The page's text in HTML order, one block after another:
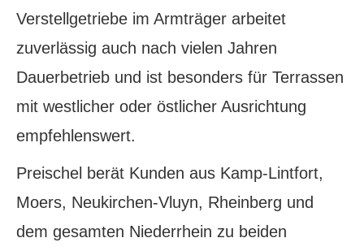
Verstellgetriebe im Armträger arbeitet
zuverlässig auch nach vielen Jahren
Dauerbetrieb und ist besonders für Terrassen
mit westlicher oder östlicher Ausrichtung
empfehlenswert.
Preischel berät Kunden aus Kamp-Lintfort,
Moers, Neukirchen-Vluyn, Rheinberg und
dem gesamten Niederrhein zu beiden